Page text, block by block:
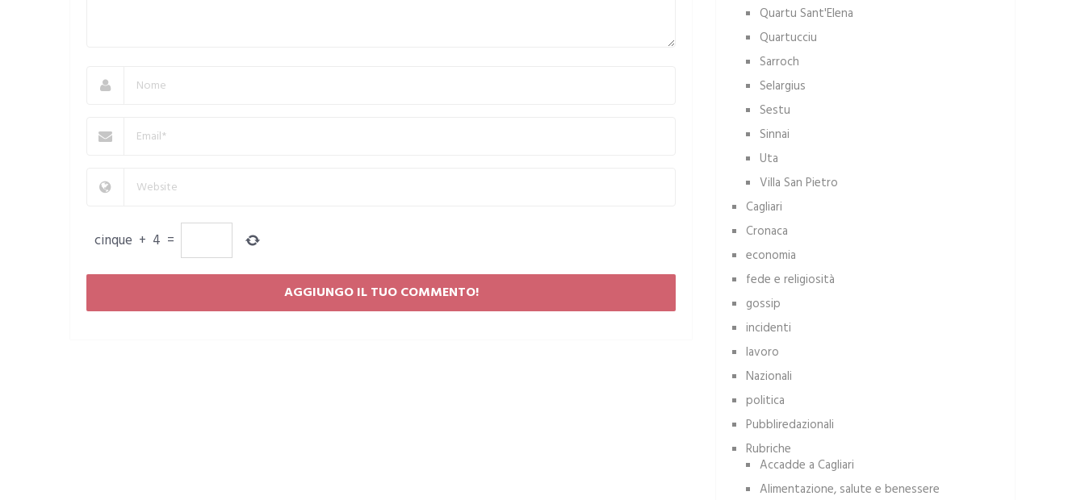
cinque + 4 =
Quartu Sant'Elena
Quartucciu
Sarroch
Selargius
Sestu
Sinnai
Uta
Villa San Pietro
Cagliari
Cronaca
economia
fede e religiosità
gossip
incidenti
lavoro
Nazionali
politica
Pubbliredazionali
Rubriche
Accadde a Cagliari
Alimentazione, salute e benessere